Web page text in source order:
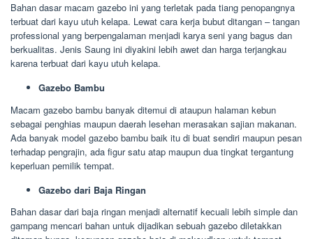
Bahan dasar macam gazebo ini yang terletak pada tiang penopangnya
terbuat dari kayu utuh kelapa. Lewat cara kerja bubut ditangan – tangan
professional yang berpengalaman menjadi karya seni yang bagus dan
berkualitas. Jenis Saung ini diyakini lebih awet dan harga terjangkau
karena terbuat dari kayu utuh kelapa.
Gazebo Bambu
Macam gazebo bambu banyak ditemui di ataupun halaman kebun
sebagai penghias maupun daerah lesehan merasakan sajian makanan.
Ada banyak model gazebo bambu baik itu di buat sendiri maupun pesan
terhadap pengrajin, ada figur satu atap maupun dua tingkat tergantung
keperluan pemilik tempat.
Gazebo dari Baja Ringan
Bahan dasar dari baja ringan menjadi alternatif kecuali lebih simple dan
gampang mencari bahan untuk dijadikan sebuah gazebo diletakkan